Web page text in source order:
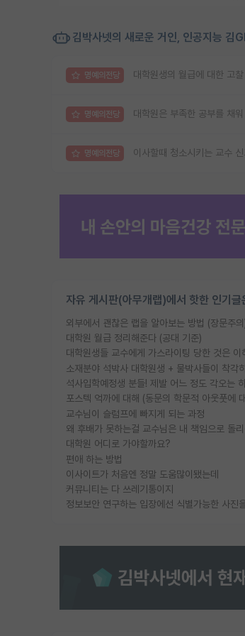
김박사넷의 새로운 거인, 인공지능 김
명예의전당 대학원생의 월급에 대한 고
명예의전당 대학원은 부족한 공부를 채워
명예의전당 이사할때 청소시키는 교수
자유 게시판(아무개랩)에서 핫한 인기글
외부에서 괜찮은 랩을 알아보는 방법 (장문주
대학원 월급 정리해준다 (공대 기준)
소재분야 석박사 대학원생 + 물박사들이 착각
교수님이 슬럼프에 빠지게 되는 과정
대학원 어디로 가야할까요?
편애 하는 방법
이사이트가 처음엔 정말 도움많이됐는데
커뮤니티는 다 쓰레기통이지